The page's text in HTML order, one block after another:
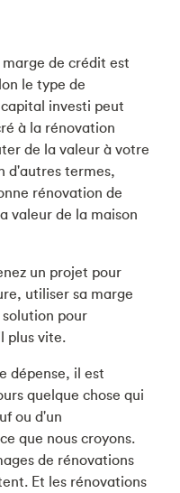
de crédit est
le type de
investi peut
à la rénovation
de la valeur à votre
d'autres termes,
rénovation de
valeur de la maison
un projet pour
utiliser sa marge
pour
plus vite.
dépense, il est
quelque chose qui
ou d'un
que nous croyons.
de rénovations
Et les rénovations